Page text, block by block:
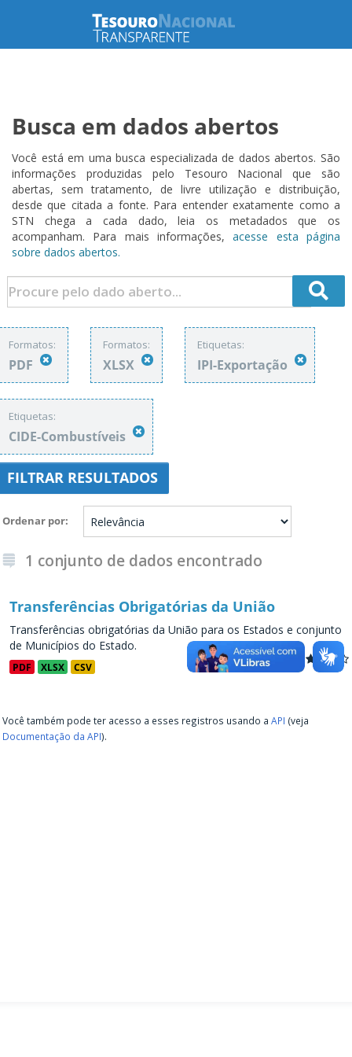
Busca em dados abertos
Você está em uma busca especializada de dados abertos. São
informações produzidas pelo Tesouro Nacional que são
abertas, sem tratamento, de livre utilização e distribuição,
desde que citada a fonte. Para entender exatamente como a
STN chega a cada dado, leia os metadados que os
acompanham. Para mais informações,acesse esta página
sobre dados abertos.
Formatos:
PDF
Formatos:
XLSX
Etiquetas:
IPI-Exportação
Etiquetas:
CIDE-Combustíveis
FILTRAR RESULTADOS
Ordenar por
1 conjunto de dados encontrado
Transferências Obrigatórias da União
Transferências obrigatórias da União para os Estados e conjunto
de Municípios do Estado.
PDF XLSX CSV
Você também pode ter acesso a esses registros usando a API (veja
Documentação da API).